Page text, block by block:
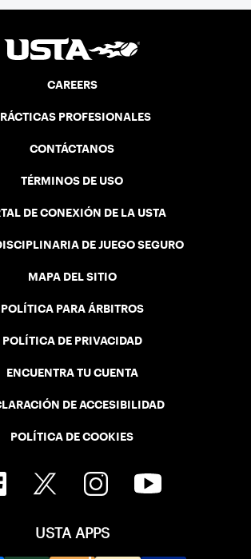
CAREERS
PROFESIONALES
CONTÁCTANOS
TÉRMINOS DE USO
DE CONEXIÓN DE LA USTA
DE JUEGO SEGURO
MAPA DEL SITIO
POLÍTICA PARA ÁRBITROS
POLÍTICA DE PRIVACIDAD
ENCUENTRA TU CUENTA
DE ACCESIBILIDAD
POLÍTICA DE COOKIES
USTA APPS